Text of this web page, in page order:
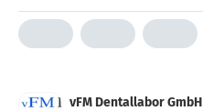
vFM Dentallabor GmbH